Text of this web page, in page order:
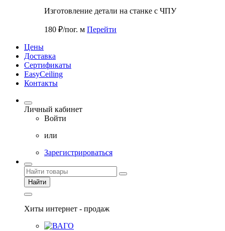
Изготовление детали на станке с ЧПУ
180 ₽/пог. м Перейти
Цены
Доставка
Cертификаты
EasyCeiling
Контакты
Личный кабинет
Войти
или
Зарегистрироваться
Найти
Хиты интернет - продаж